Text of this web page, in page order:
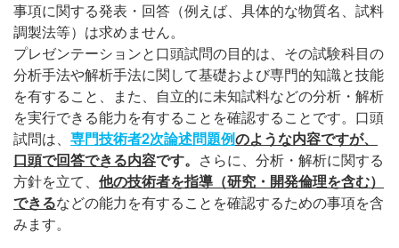
事項に関する発表・回答（例えば、具体的な物質名、試料
調製法等）は求めません。
プレゼンテーションと口頭試問の目的は、その試験科目の
分析手法や解析手法に関して基礎および専門的知識と技能
を有すること、また、自立的に未知試料などの分析・解析
を実行できる能力を有することを確認することです。口頭
試問は、 専門技術者2次論述問題例のような内容ですが、
口頭で回答できる内容です。 さらに、分析・解析に関する
方針を立て、 他の技術者を指導（研究・開発倫理を含む）
できるなどの能力を有することを確認するための事項を含
みます。